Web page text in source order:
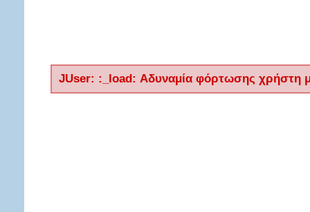
JUser: :_load: Αδυναμία φόρτωσης χρήστη